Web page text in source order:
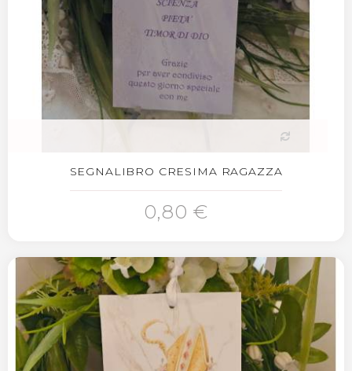
SEGNALIBRO CRESIMA RAGAZZA
0,80 €